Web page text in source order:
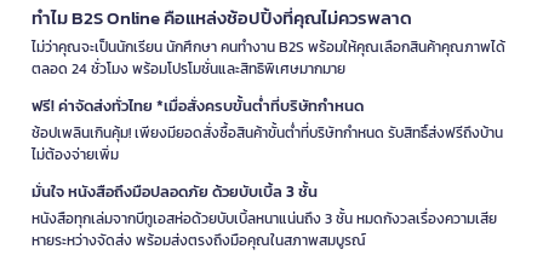
ทำไม B2S Online คือแหล่งช้อปปิ้งที่คุณไม่ควรพลาด
ไม่ว่าคุณจะเป็นนักเรียน นักศึกษา คนทำงาน B2S พร้อมให้คุณเลือกสินค้าคุณภาพได้
ตลอด 24 ชั่วโมง พร้อมโปรโมชั่นและสิทธิพิเศษมากมาย
ฟรี! ค่าจัดส่งทั่วไทย *เมื่อสั่งครบขั้นต่ำที่บริษัทกำหนด
ช้อปเพลินเกินคุ้ม! เพียงมียอดสั่งซื้อสินค้าขั้นต่ำที่บริษัทกำหนด รับสิทธิ์ส่งฟรีถึงบ้าน
ไม่ต้องจ่ายเพิ่ม
มั่นใจ หนังสือถึงมือปลอดภัย ด้วยบับเบิ้ล 3 ชั้น
หนังสือทุกเล่มจากบีทูเอสห่อด้วยบับเบิ้ลหนาแน่นถึง 3 ชั้น หมดกังวลเรื่องความเสีย
หายระหว่างจัดส่ง พร้อมส่งตรงถึงมือคุณในสภาพสมบูรณ์